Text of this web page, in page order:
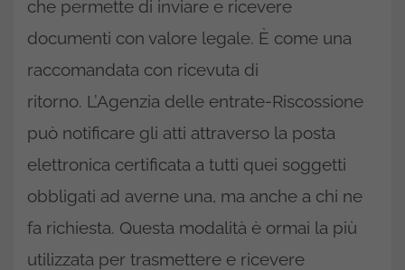
che permette di inviare e ricevere
documenti con valore legale. È come una
raccomandata con ricevuta di
ritorno. L’Agenzia delle entrate-Riscossione
può notificare gli atti attraverso la posta
elettronica certificata a tutti quei soggetti
obbligati ad averne una, ma anche a chi ne
fa richiesta. Questa modalità è ormai la più
utilizzata per trasmettere e ricevere